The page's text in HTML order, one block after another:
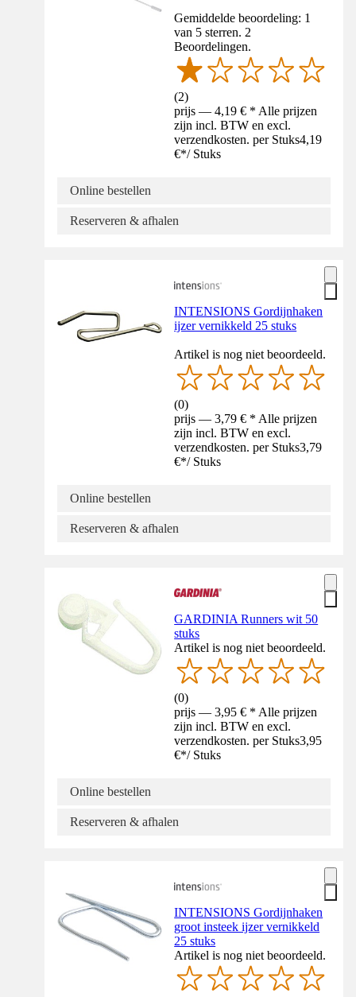
Gemiddelde beoordeling: 1
van 5 sterren. 2
Beoordelingen.
(2)
prijs — 4,19 € * Alle prijzen
zijn incl. BTW en excl.
verzendkosten. per Stuks4,19
€*/ Stuks
Online bestellen
Reserveren & afhalen
INTENSIONS Gordijnhaken
ijzer vernikkeld 25 stuks
Artikel is nog niet beoordeeld.
(0)
prijs — 3,79 € * Alle prijzen
zijn incl. BTW en excl.
verzendkosten. per Stuks3,79
€*/ Stuks
Online bestellen
Reserveren & afhalen
GARDINIA Runners wit 50
stuks
Artikel is nog niet beoordeeld.
(0)
prijs — 3,95 € * Alle prijzen
zijn incl. BTW en excl.
verzendkosten. per Stuks3,95
€*/ Stuks
Online bestellen
Reserveren & afhalen
INTENSIONS Gordijnhaken
groot insteek ijzer vernikkeld
25 stuks
Artikel is nog niet beoordeeld.